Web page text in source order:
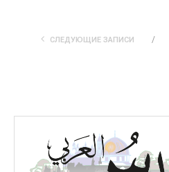
СЛЕДУЮЩИЕ ЗАПИСИ